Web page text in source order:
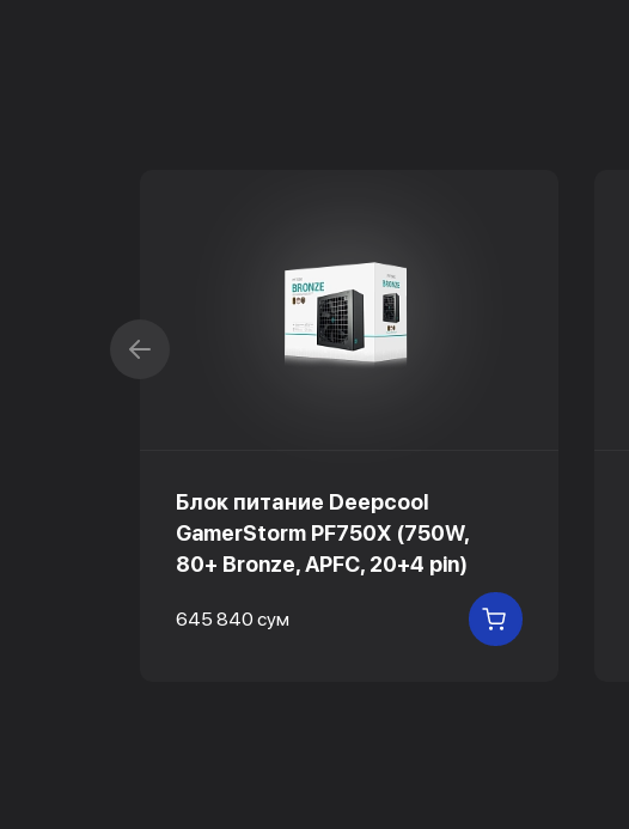
Блок питание Deepcool
GamerStorm PF750X (750W,
80+ Bronze, APFC, 20+4 pin)
645 840 сум В КОРЗИНУ